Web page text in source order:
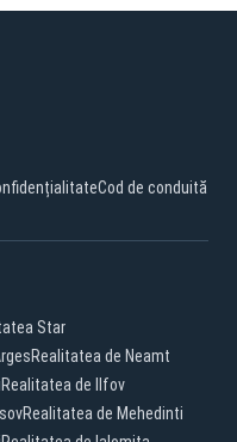
Cod de conduită
Star
Realitatea de Neamt
Realitatea de Ilfov
Realitatea de Mehedinti